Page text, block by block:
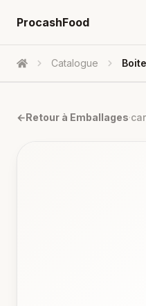
ProcashFood
Accueil Catalogue
←Retour à Emballages·